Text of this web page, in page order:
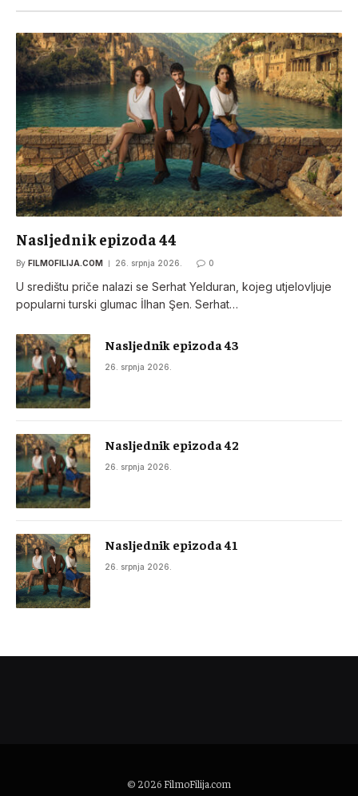
Nasljednik epizoda 44
By FILMOFILIJA.COM 26. srpnja 2026. 0
U središtu priče nalazi se Serhat Yelduran, kojeg utjelovljuje
popularni turski glumac İlhan Şen. Serhat…
Nasljednik epizoda 43
26. srpnja 2026.
Nasljednik epizoda 42
26. srpnja 2026.
Nasljednik epizoda 41
26. srpnja 2026.
© 2026FilmoFilija.com